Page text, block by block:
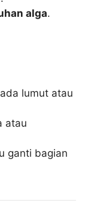
alga.
lumut atau
atau
ganti bagian